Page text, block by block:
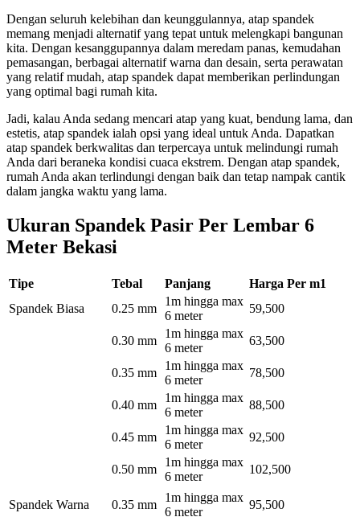
Dengan seluruh kelebihan dan keunggulannya, atap spandek
memang menjadi alternatif yang tepat untuk melengkapi bangunan
kita. Dengan kesanggupannya dalam meredam panas, kemudahan
pemasangan, berbagai alternatif warna dan desain, serta perawatan
yang relatif mudah, atap spandek dapat memberikan perlindungan
yang optimal bagi rumah kita.
Jadi, kalau Anda sedang mencari atap yang kuat, bendung lama, dan
estetis, atap spandek ialah opsi yang ideal untuk Anda. Dapatkan
atap spandek berkwalitas dan terpercaya untuk melindungi rumah
Anda dari beraneka kondisi cuaca ekstrem. Dengan atap spandek,
rumah Anda akan terlindungi dengan baik dan tetap nampak cantik
dalam jangka waktu yang lama.
Ukuran Spandek Pasir Per Lembar 6
Meter Bekasi
Tipe Tebal Panjang
Harga Per m1
Spandek Biasa
0.25 mm
1m hingga max
6 meter
59,500
0.30 mm
1m hingga max
6 meter
63,500
0.35 mm
1m hingga max
6 meter
78,500
0.40 mm
1m hingga max
6 meter
88,500
0.45 mm
1m hingga max
6 meter
92,500
0.50 mm
1m hingga max
6 meter
102,500
Spandek Warna 0.35 mm
1m hingga max
6 meter
95,500